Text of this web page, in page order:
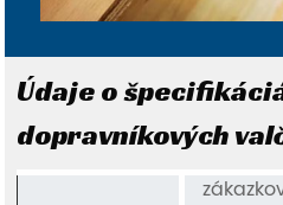
Údaje o
dopravníkových